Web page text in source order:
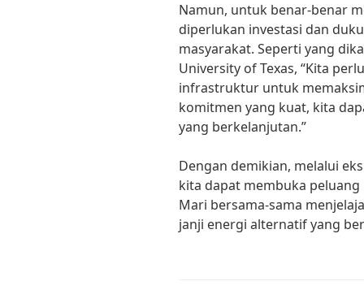
Namun, untuk benar-benar
diperlukan investasi dan
masyarakat. Seperti yang
University of Texas, “Kita
infrastruktur untuk
komitmen yang kuat, kita
yang berkelanjutan.”
Dengan demikian, melalui
kita dapat membuka
Mari bersama-sama
janji energi alternatif yang